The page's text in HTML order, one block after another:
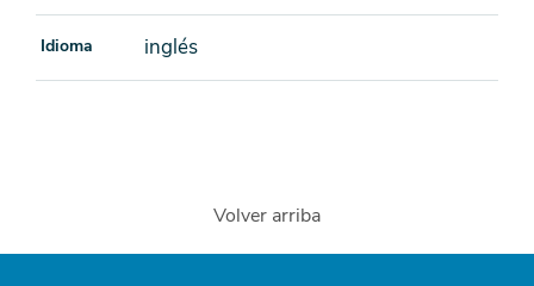
Idioma inglés
Volver arriba